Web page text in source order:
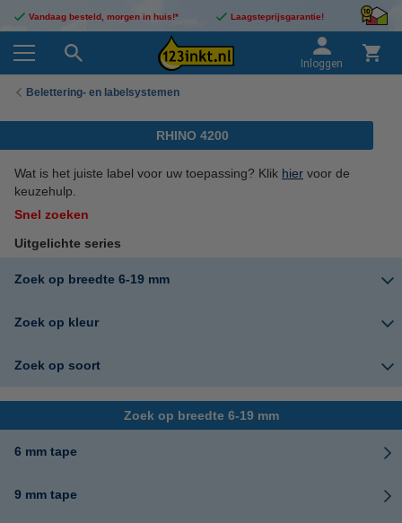
Vandaag besteld, morgen in huis!* Laagsteprijsgarantie!
Inloggen
Belettering- en labelsystemen
RHINO 4200
Wat is het juiste label voor uw toepassing? Klik hier voor de
keuzehulp.
Snel zoeken
Uitgelichte series
Zoek op breedte 6-19 mm
Zoek op kleur
Zoek op soort
Zoek op breedte 6-19 mm
6 mm tape
9 mm tape